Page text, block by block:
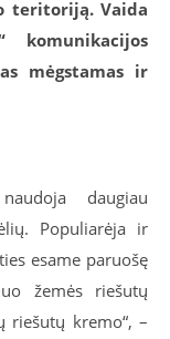
teritoriją. Vaida
komunikacijos
mėgstamas ir
daugiau
Populiarėja ir
esame paruošę
žemės riešutų
riešutų kremo“, –